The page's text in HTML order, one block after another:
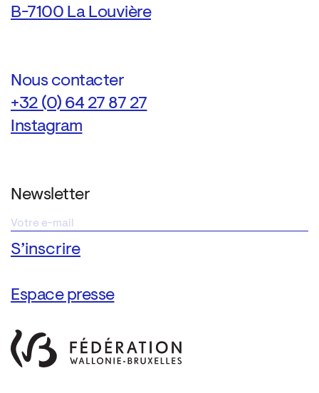
B-7100 La Louvière
Nous contacter
+32 (0) 64 27 87 27
Instagram
Newsletter
Espace presse